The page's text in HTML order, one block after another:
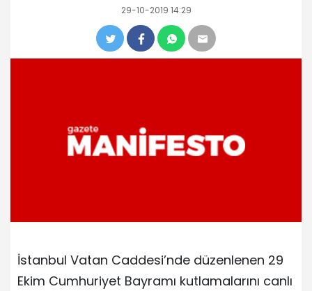
29-10-2019 14:29
İstanbul Vatan Caddesi’nde düzenlenen 29
Ekim Cumhuriyet Bayramı kutlamalarını canlı